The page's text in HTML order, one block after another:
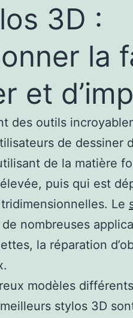
3D :
la
et
des outils
de dessiner
de la matière
puis qui est
Le
nombreuses
la réparation
modèles
stylos 3D